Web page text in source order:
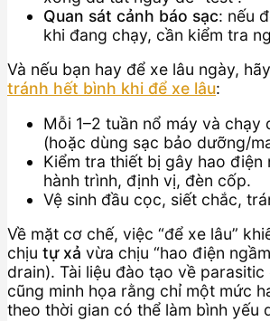
Quan sát cảnh báo sạc: nếu
khi đang chạy, cần kiểm tra
Và nếu bạn hay để xe lâu ngày,
tránh hết bình khi để xe lâu:
Mỗi 1–2 tuần nổ máy và chạy
(hoặc dùng sạc bảo dưỡng/
Kiểm tra thiết bị gây hao điện
hành trình, định vị, đèn cốp.
Vệ sinh đầu cọc, siết chắc,
Về mặt cơ chế, việc “để xe lâu”
chịu tự xả vừa chịu “hao điện
drain). Tài liệu đào tạo về
cũng minh họa rằng chỉ một mức
theo thời gian có thể làm bình yếu